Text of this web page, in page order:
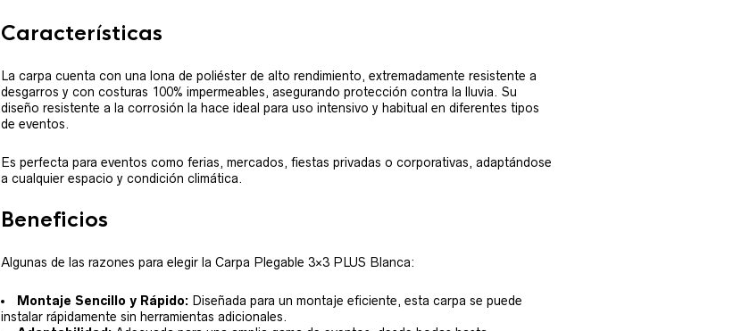
Características
La carpa cuenta con una lona de poliéster de alto rendimiento, extremadamente resistente a
desgarros y con costuras 100% impermeables, asegurando protección contra la lluvia. Su
diseño resistente a la corrosión la hace ideal para uso intensivo y habitual en diferentes tipos
de eventos.
Es perfecta para eventos como ferias, mercados, fiestas privadas o corporativas, adaptándose
a cualquier espacio y condición climática.
Beneficios
Algunas de las razones para elegir la Carpa Plegable 3×3 PLUS Blanca:
Montaje Sencillo y Rápido: Diseñada para un montaje eficiente, esta carpa se puede
instalar rápidamente sin herramientas adicionales.